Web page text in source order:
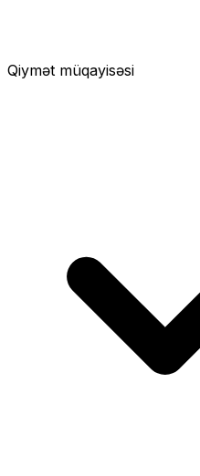
Qiymət müqayisəsi